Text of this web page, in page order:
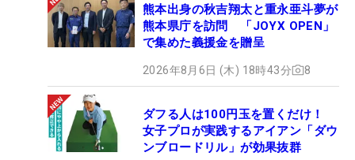
熊本出身の秋吉翔太と重永亜斗夢が
熊本県庁を訪問 「JOYX OPEN」
で集めた義援金を贈呈
2026年8月6日 (木) 18時43分 8
ダフる人は100円玉を置くだけ！
女子プロが実践するアイアン「ダウ
ンブロードリル」が効果抜群